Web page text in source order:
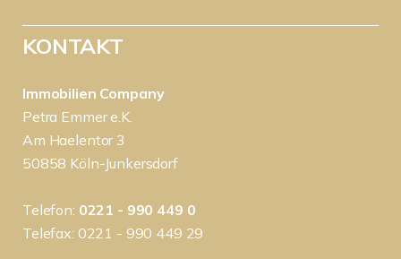
KONTAKT
Immobilien Company
Petra Emmer e.K.
Am Haelentor 3
50858 Köln-Junkersdorf
Telefon: 0221 - 990 449 0
Telefax: 0221 - 990 449 29